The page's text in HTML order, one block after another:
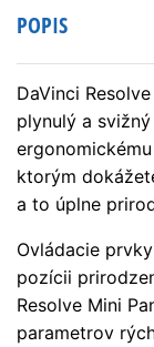
POPIS
DaVinci
plynulý a
ktorým
a to úplne
Ovládacie
pozícii
Resolve Mini
parametrov